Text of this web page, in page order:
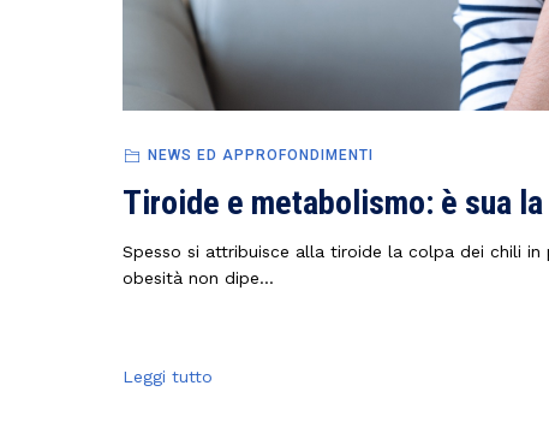
NEWS ED APPROFONDIMENTI
Tiroide e metabolismo: è sua
Spesso si attribuisce alla tiroide la colpa dei chili in
obesità non dipe...
Leggi tutto